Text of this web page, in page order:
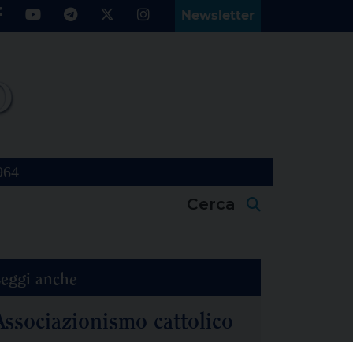
Newsletter
Cerca
anche
cattolico